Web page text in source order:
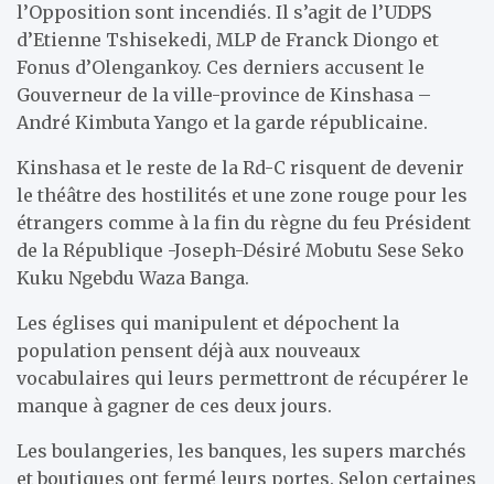
l’Opposition sont incendiés. Il s’agit de l’UDPS
d’Etienne Tshisekedi, MLP de Franck Diongo et
Fonus d’Olengankoy. Ces derniers accusent le
Gouverneur de la ville-province de Kinshasa –
André Kimbuta Yango et la garde républicaine.
Kinshasa et le reste de la Rd-C risquent de devenir
le théâtre des hostilités et une zone rouge pour les
étrangers comme à la fin du règne du feu Président
de la République -Joseph-Désiré Mobutu Sese Seko
Kuku Ngebdu Waza Banga.
Les églises qui manipulent et dépochent la
population pensent déjà aux nouveaux
vocabulaires qui leurs permettront de récupérer le
manque à gagner de ces deux jours.
Les boulangeries, les banques, les supers marchés
et boutiques ont fermé leurs portes. Selon certaines